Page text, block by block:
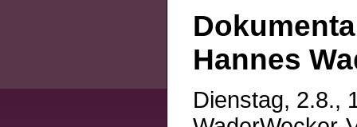
Hannes
Dienstag, 2.8.,